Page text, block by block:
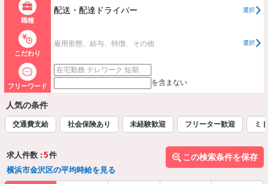
職種
配送・配達ドライバー 選択
こだわり
雇用形態、給与、特徴、その他 選択
フリーワード を含まない
人気の条件
交通費支給 社会保険あり 未経験歓迎 フリーター歓迎 ミ
求人件数 : 5件
横浜市金沢区の平均時給を見る
この検索条件を保存